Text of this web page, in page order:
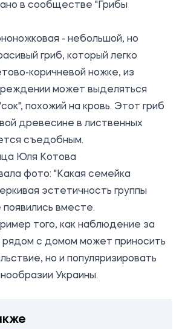
в сообществе "Грибы
- небольшой, но
гриб, который легко
коричневой ножке, из
может выделяться
похожий на кровь. Этот гриб
древесине в лиственных
съедобным.
Юля Котова
фото: "Какая семейка
эстетичность группы
вместе.
того, как наблюдение за
рядом с домом может приносить
но и популяризировать
Украины.